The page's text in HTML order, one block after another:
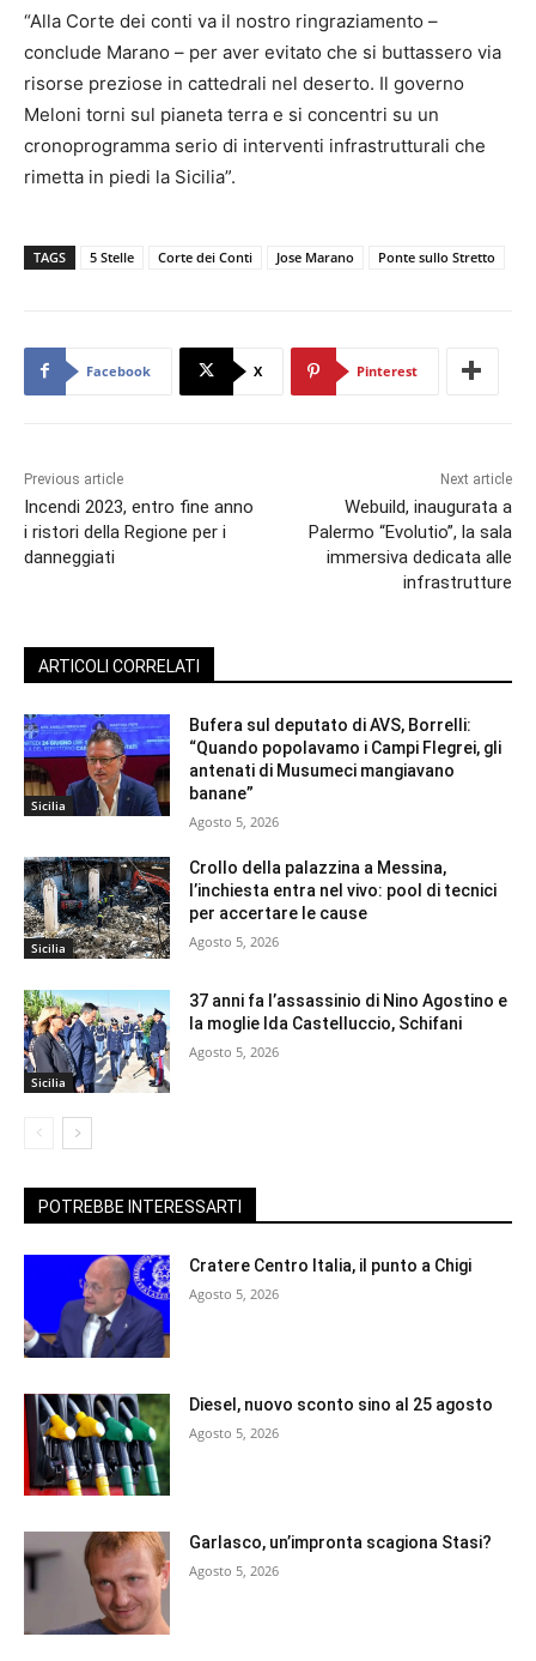
“Alla Corte dei conti va il nostro ringraziamento –
conclude Marano – per aver evitato che si buttassero via
risorse preziose in cattedrali nel deserto. Il governo
Meloni torni sul pianeta terra e si concentri su un
cronoprogramma serio di interventi infrastrutturali che
rimetta in piedi la Sicilia”.
TAGS 5 Stelle Corte dei Conti Jose Marano Ponte sullo Stretto
Facebook X Pinterest
Previous article
Incendi 2023, entro fine anno
i ristori della Regione per i
danneggiati
Next article
Webuild, inaugurata a
Palermo “Evolutio”, la sala
immersiva dedicata alle
infrastrutture
ARTICOLI CORRELATI
Sicilia
Bufera sul deputato di AVS, Borrelli:
“Quando popolavamo i Campi Flegrei, gli
antenati di Musumeci mangiavano
banane”
Agosto 5, 2026
Sicilia
Crollo della palazzina a Messina,
l’inchiesta entra nel vivo: pool di tecnici
per accertare le cause
Agosto 5, 2026
Sicilia
37 anni fa l’assassinio di Nino Agostino e
la moglie Ida Castelluccio, Schifani
Agosto 5, 2026
POTREBBE INTERESSARTI
Cratere Centro Italia, il punto a Chigi
Agosto 5, 2026
Diesel, nuovo sconto sino al 25 agosto
Agosto 5, 2026
Garlasco, un’impronta scagiona Stasi?
Agosto 5, 2026